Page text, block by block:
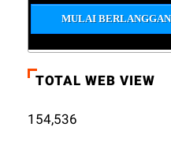
TOTAL WEB VIEW
154,536